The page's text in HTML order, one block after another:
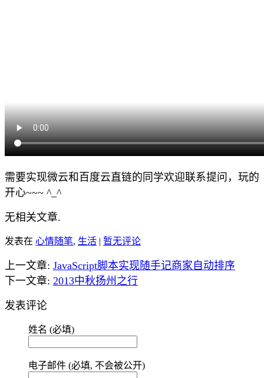
需要实现微云和百度云直链的同学欢迎联系提问，玩的
开心~~~ ^_^
无相关文章.
发表在 心情随笔, 生活 | 暂无评论
上一文章: JavaScript脚本实现随手记商家自动排序
下一文章: 2013中秋扬州之行
发表评论
姓名 (必填)
电子邮件 (必填, 不会被公开)